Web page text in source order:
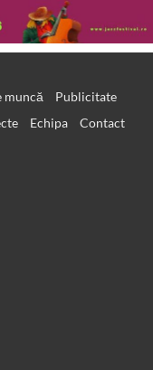
muncă
Publicitate
Echipa Contact